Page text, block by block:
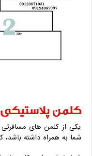
کلمن
یکی از کلمن های مسافرتی
شما به همراه داشته